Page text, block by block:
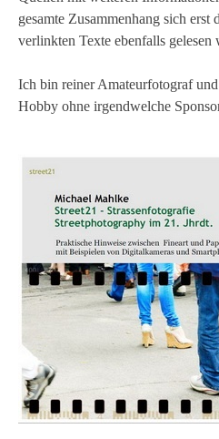
gesamte Zusammenhang sich
verlinkten Texte ebenfalls gelesen
Ich bin reiner Amateurfotograf
Hobby ohne irgendwelche